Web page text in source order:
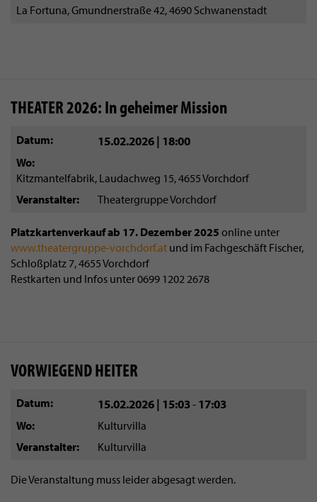
La Fortuna, Gmundnerstraße 42, 4690 Schwanenstadt
THEATER 2026: In geheimer Mission
Datum 15.02.2026 | 18:00
Wo
Kitzmantelfabrik, Laudachweg 15, 4655 Vorchdorf
Veranstalter
Theatergruppe Vorchdorf
Platzkartenverkauf ab 17. Dezember 2025 online unter
www.theatergruppe-vorchdorf.at und im Fachgeschäft Fischer,
Schloßplatz 7, 4655 Vorchdorf
Restkarten und Infos unter 0699 1202 2678
VORWIEGEND HEITER
Datum 15.02.2026 | 15:03- 17:03
Wo
Kulturvilla
Veranstalter
Kulturvilla
Die Veranstaltung muss leider abgesagt werden.